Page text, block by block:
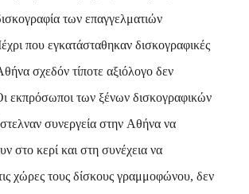
των επαγγελματιών
που εγκατάσταθηκαν δισκογραφικές
σχεδόν τίποτε αξιόλογο δεν
εκπρόσωποι των ξένων δισκογραφικών
συνεργεία στην Aθήνα να
στο κερί και στη συνέχεια να
χώρες τους δίσκους γραμμοφώνου, δεν